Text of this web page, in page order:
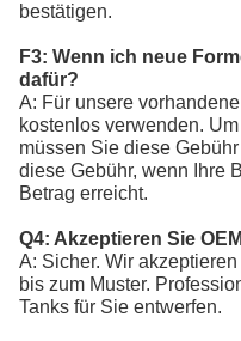
bestätigen.
F3: Wenn ich neue
dafür?
A: Für unsere
kostenlos verwenden.
müssen Sie diese
diese Gebühr, wenn Ihre
Betrag erreicht.
Q4: Akzeptieren Sie
A: Sicher. Wir
bis zum Muster.
Tanks für Sie entwerfen.